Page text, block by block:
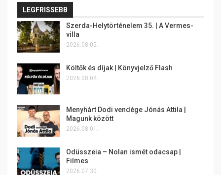
LEGFRISSEBB
Szerda-Helytörténelem 35. | A Vermes-
villa
2026.08.05.
Költők és díjak | Könyvjelző Flash
2026.08.04.
Menyhárt Dodi vendége Jónás Attila |
Magunk között
2026.08.01.
Odüsszeia – Nolan ismét odacsap |
Filmes
2026.07.30.